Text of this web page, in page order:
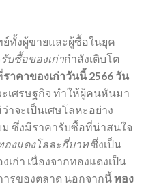
ย์ทั้งผู้ขายและผู้ซื้อในยุค
รับซื้อของเก่ากำลังเติบโต
ราคาของเก่าวันนี้ 2566 วัน
เศรษฐกิจ ทำให้ผู้คนหันมา
าจะเป็นเศษโลหะอย่าง
ม ซึ่งมีราคารับซื้อที่น่าสนใจ
องแดงโลละกี่บาทซึ่งเป็น
ก่า เนื่องจากทองแดงเป็น
รของตลาด นอกจากนี้ทอง